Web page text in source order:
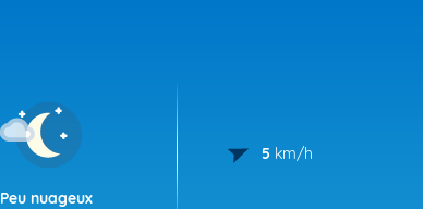
Peu nuageux
5 km/h